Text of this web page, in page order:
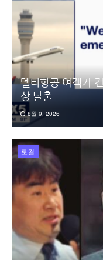
델타항공 여객기
상 탈출
8월 9, 2026
로컬